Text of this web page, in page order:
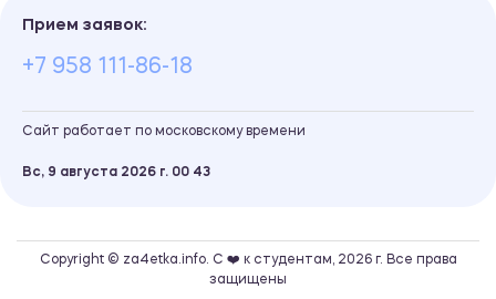
Прием заявок:
+7 958 111-86-18
Сайт работает по московскому времени
Вс, 9 августа 2026 г. 00 43
Copyright © za4etka.info. С ❤️ к студентам, 2026 г. Все права
защищены